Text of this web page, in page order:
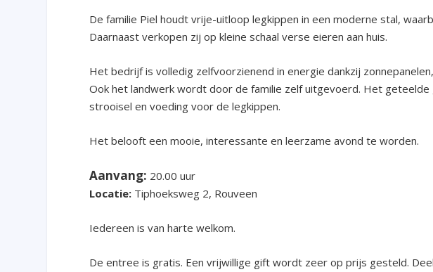
De familie Piel houdt vrije-uitloop legkippen in een moderne stal,
Daarnaast verkopen zij op kleine schaal verse eieren aan huis.
Het bedrijf is volledig zelfvoorzienend in energie dankzij
Ook het landwerk wordt door de familie zelf uitgevoerd. Het
strooisel en voeding voor de legkippen.
Het belooft een mooie, interessante en leerzame avond te worden.
Aanvang: 20.00 uur
Locatie: Tiphoeksweg 2, Rouveen
Iedereen is van harte welkom.
De entree is gratis. Een vrijwillige gift wordt zeer op prijs gesteld.